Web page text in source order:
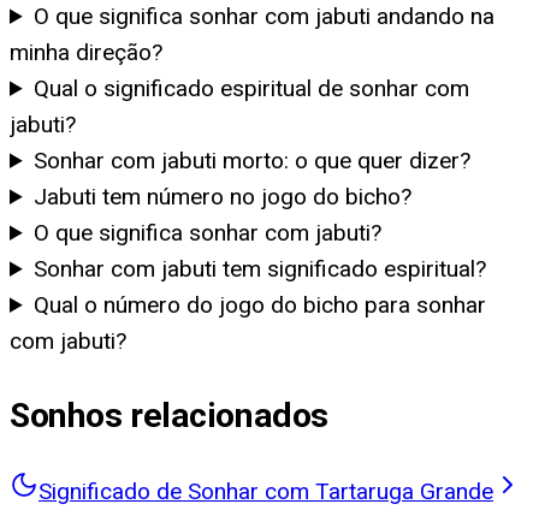
O que significa sonhar com jabuti andando na
minha direção?
Qual o significado espiritual de sonhar com
jabuti?
Sonhar com jabuti morto: o que quer dizer?
Jabuti tem número no jogo do bicho?
O que significa sonhar com jabuti?
Sonhar com jabuti tem significado espiritual?
Qual o número do jogo do bicho para sonhar
com jabuti?
Sonhos relacionados
Significado de Sonhar com Tartaruga Grande